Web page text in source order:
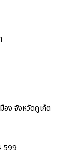
อง จังหวัดภูเก็ต
599